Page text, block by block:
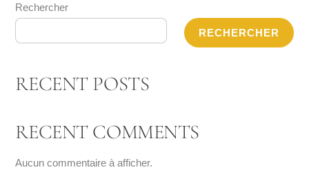
Rechercher
RECHERCHER
RECENT POSTS
RECENT COMMENTS
Aucun commentaire à afficher.